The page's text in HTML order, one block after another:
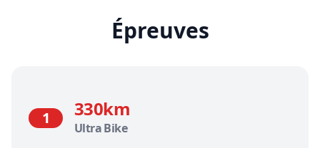
Épreuves
1 330km
Ultra Bike